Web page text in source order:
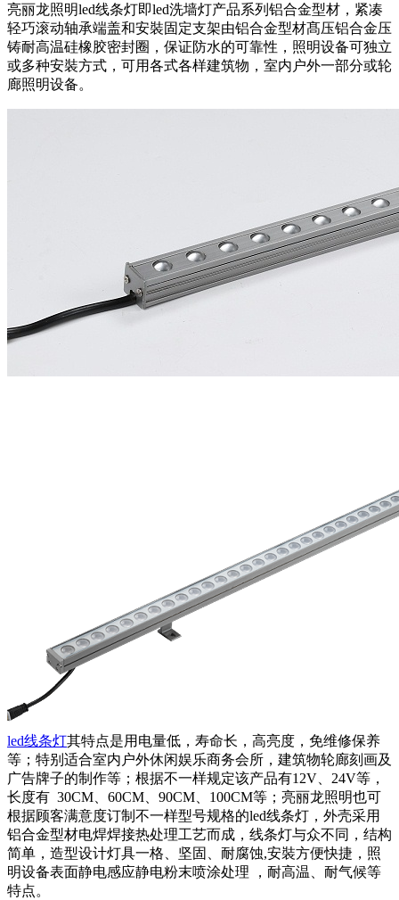
亮丽龙照明led线条灯即led洗墙灯产品系列铝合金型材，紧凑
轻巧滚动轴承端盖和安裝固定支架由铝合金型材髙压铝合金压
铸耐高温硅橡胶密封圈，保证防水的可靠性，照明设备可独立
或多种安裝方式，可用各式各样建筑物，室内户外一部分或轮
廊照明设备。
led线条灯其特点是用电量低，寿命长，高亮度，免维修保养
等；特别适合室内户外休闲娱乐商务会所，建筑物轮廊刻画及
广告牌子的制作等；根据不一样规定该产品有12V、24V等，
长度有 30CM、60CM、90CM、100CM等；亮丽龙照明也可
根据顾客满意度订制不一样型号规格的led线条灯，外壳采用
铝合金型材电焊焊接热处理工艺而成，线条灯与众不同，结构
简单，造型设计灯具一格、坚固、耐腐蚀,安裝方便快捷，照
明设备表面静电感应静电粉末喷涂处理 ，耐高温、耐气候等
特点。